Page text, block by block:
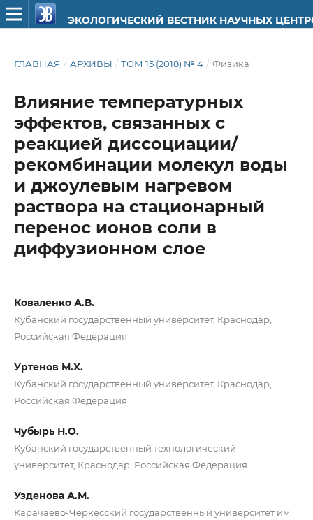
ЭКОЛОГИЧЕСКИЙ ВЕСТНИК НАУЧНЫХ
ГЛАВНАЯ / АРХИВЫ / ТОМ 15 (2018) № 4 / Физика
Влияние температурных
эффектов, связанных с
реакцией диссоциации/
рекомбинации молекул воды
и джоулевым нагревом
раствора на стационарный
перенос ионов соли в
диффузионном слое
Коваленко А.В.
Кубанский государственный университет, Краснодар,
Российская Федерация
Уртенов М.Х.
Кубанский государственный университет, Краснодар,
Российская Федерация
Чубырь Н.О.
Кубанский государственный технологический
университет, Краснодар, Российская Федерация
Узденова А.М.
Карачаево-Черкесский государственный университет им.